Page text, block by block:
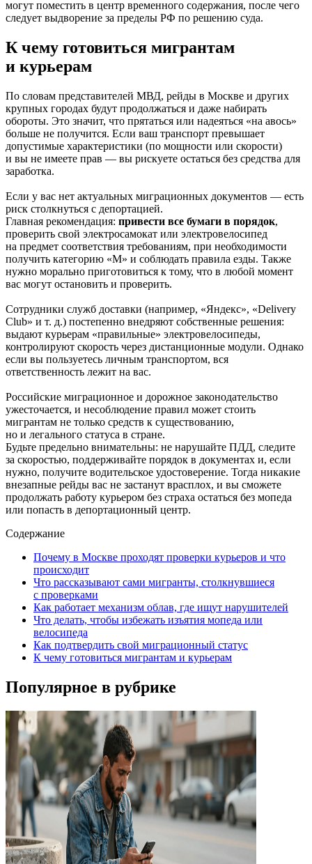
могут поместить в центр временного содержания, после чего
следует выдворение за пределы РФ по решению суда.
К чему готовиться мигрантам
и курьерам
По словам представителей МВД, рейды в Москве и других
крупных городах будут продолжаться и даже набирать
обороты. Это значит, что прятаться или надеяться «на авось»
больше не получится. Если ваш транспорт превышает
допустимые характеристики (по мощности или скорости)
и вы не имеете прав — вы рискуете остаться без средства для
заработка.
Если у вас нет актуальных миграционных документов — есть
риск столкнуться с депортацией.
Главная рекомендация: привести все бумаги в порядок,
проверить свой электросамокат или электровелосипед
на предмет соответствия требованиям, при необходимости
получить категорию «М» и соблюдать правила езды. Также
нужно морально приготовиться к тому, что в любой момент
вас могут остановить и проверить.
Сотрудники служб доставки (например, «Яндекс», «Delivery
Club» и т. д.) постепенно внедряют собственные решения:
выдают курьерам «правильные» электровелосипеды,
контролируют скорость через дистанционные модули. Однако
если вы пользуетесь личным транспортом, вся
ответственность лежит на вас.
Российские миграционное и дорожное законодательство
ужесточается, и несоблюдение правил может стоить
мигрантам не только средств к существованию,
но и легального статуса в стране.
Будьте предельно внимательны: не нарушайте ПДД, следите
за скоростью, поддерживайте порядок в документах и, если
нужно, получите водительское удостоверение. Тогда никакие
внезапные рейды вас не застанут врасплох, и вы сможете
продолжать работу курьером без страха остаться без мопеда
или попасть в депортационный центр.
Содержание
Почему в Москве проходят проверки курьеров и что
происходит
Что рассказывают сами мигранты, столкнувшиеся
с проверками
Как работает механизм облав, где ищут нарушителей
Что делать, чтобы избежать изъятия мопеда или
велосипеда
Как подтвердить свой миграционный статус
К чему готовиться мигрантам и курьерам
Популярное в рубрике